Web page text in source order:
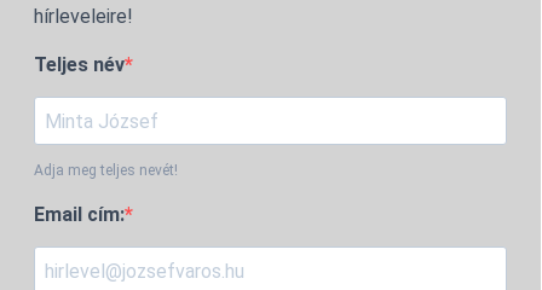
hírleveleire!
Teljes név
Adja meg teljes nevét!
Email cím: